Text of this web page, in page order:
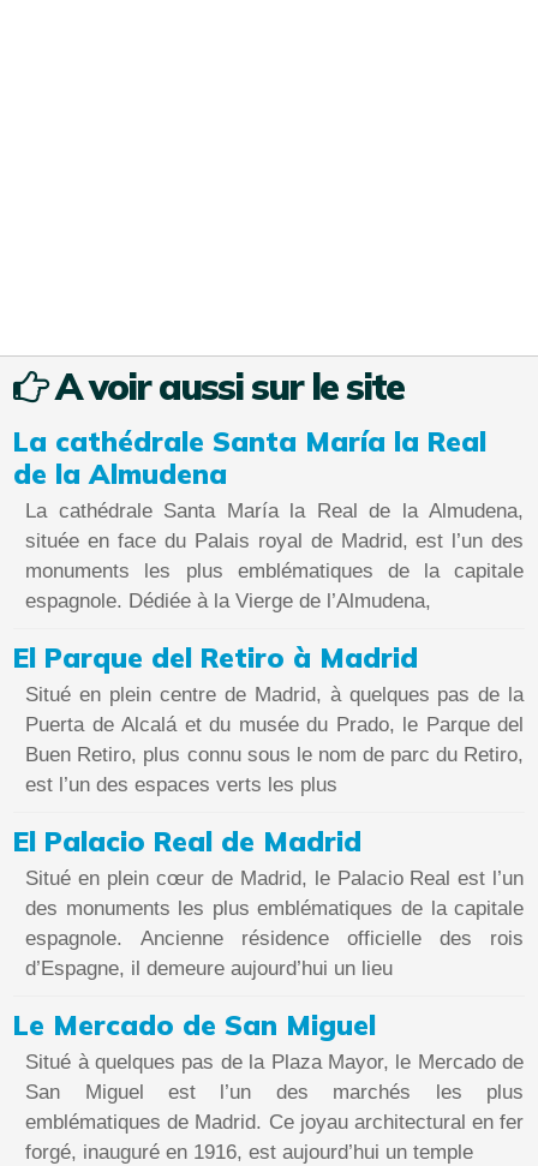
A voir aussi sur le site
La cathédrale Santa María la Real
de la Almudena
La cathédrale Santa María la Real de la Almudena,
située en face du Palais royal de Madrid, est l’un des
monuments les plus emblématiques de la capitale
espagnole. Dédiée à la Vierge de l’Almudena,
El Parque del Retiro à Madrid
Situé en plein centre de Madrid, à quelques pas de la
Puerta de Alcalá et du musée du Prado, le Parque del
Buen Retiro, plus connu sous le nom de parc du Retiro,
est l’un des espaces verts les plus
El Palacio Real de Madrid
Situé en plein cœur de Madrid, le Palacio Real est l’un
des monuments les plus emblématiques de la capitale
espagnole. Ancienne résidence officielle des rois
d’Espagne, il demeure aujourd’hui un lieu
Le Mercado de San Miguel
Situé à quelques pas de la Plaza Mayor, le Mercado de
San Miguel est l’un des marchés les plus
emblématiques de Madrid. Ce joyau architectural en fer
forgé, inauguré en 1916, est aujourd’hui un temple